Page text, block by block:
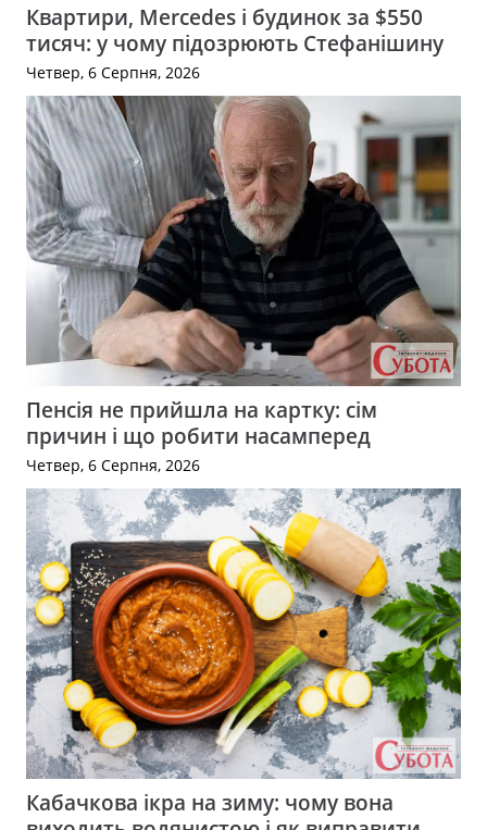
Квартири, Mercedes і будинок за $550
тисяч: у чому підозрюють Стефанішину
Четвер, 6 Серпня, 2026
Пенсія не прийшла на картку: сім
причин і що робити насамперед
Четвер, 6 Серпня, 2026
Кабачкова ікра на зиму: чому вона